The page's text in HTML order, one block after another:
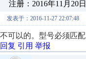
注册：2016年11月20日
发表于：2016-11-27 22:07:48
不可以的。型号必须匹
回复 引用 举报